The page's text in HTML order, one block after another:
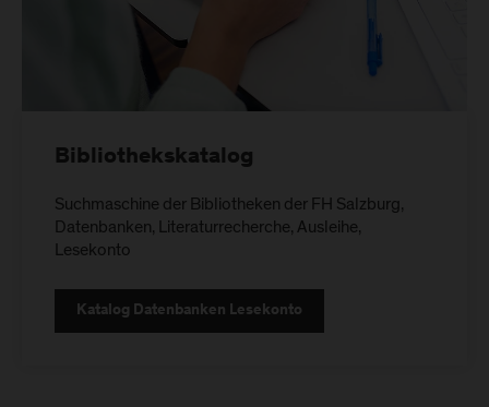
Bibliothekskatalog
Suchmaschine der Bibliotheken der FH Salzburg,
Datenbanken, Literaturrecherche, Ausleihe,
Lesekonto
Katalog Datenbanken Lesekonto